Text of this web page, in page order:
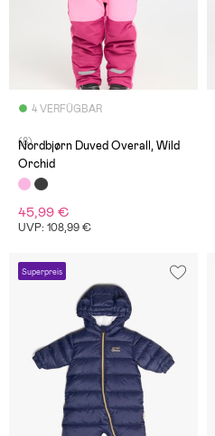
4 VERFÜGBAR
(8)
Nordbjørn Duved Overall, Wild
Orchid
45,99 €
UVP: 108,99 €
Superpreis